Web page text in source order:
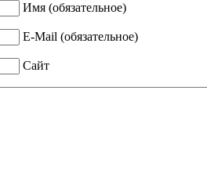
Имя (обязательное)
E-Mail (обязательное)
Сайт